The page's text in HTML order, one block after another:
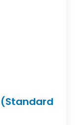
(Standard